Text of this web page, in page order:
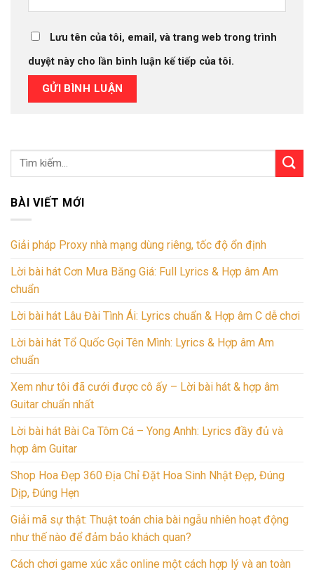
Lưu tên của tôi, email, và trang web trong trình
duyệt này cho lần bình luận kế tiếp của tôi.
BÀI VIẾT MỚI
Giải pháp Proxy nhà mạng dùng riêng, tốc độ ổn định
Lời bài hát Cơn Mưa Băng Giá: Full Lyrics & Hợp âm Am
chuẩn
Lời bài hát Lâu Đài Tình Ái: Lyrics chuẩn & Hợp âm C dễ chơi
Lời bài hát Tổ Quốc Gọi Tên Mình: Lyrics & Hợp âm Am
chuẩn
Xem như tôi đã cưới được cô ấy – Lời bài hát & hợp âm
Guitar chuẩn nhất
Lời bài hát Bài Ca Tôm Cá – Yong Anhh: Lyrics đầy đủ và
hợp âm Guitar
Shop Hoa Đẹp 360 Địa Chỉ Đặt Hoa Sinh Nhật Đẹp, Đúng
Dịp, Đúng Hẹn
Giải mã sự thật: Thuật toán chia bài ngẫu nhiên hoạt động
như thế nào để đảm bảo khách quan?
Cách chơi game xúc xắc online một cách hợp lý và an toàn